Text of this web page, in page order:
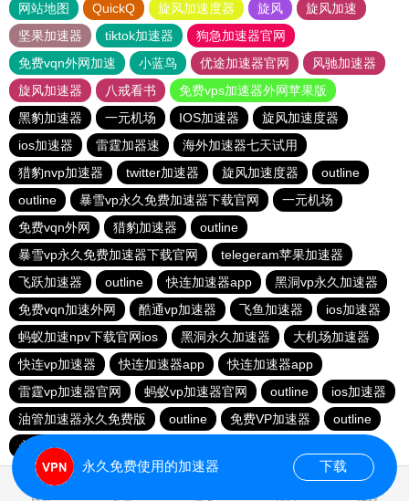
网站地图 QuickQ 旋风加速度器 旋风
旋风加速
坚果加速器
tiktok加速器
狗急加速器官网
免费vqn外网加速
小蓝鸟 优途加速器官网
风驰加速器
旋风加速器
八戒看书
免费vps加速器外网苹果版
黑豹加速器
一元机场 IOS加速器
旋风加速度器
ios加速器
雷霆加器速
海外加速器七天试用
猎豹nvp加速器
twitter加速器 旋风加速度器
outline
outline
暴雪vp永久免费加速器下载官网
一元机场
免费vqn外网
猎豹加速器
outline
暴雪vp永久免费加速器下载官网
telegeram苹果加速器
飞跃加速器
outline 快连加速器app
黑洞vp永久加速器
免费vqn加速外网
酷通vp加速器 飞鱼加速器
ios加速器
蚂蚁加速npv下载官网ios
黑洞永久加速器
大机场加速器
快连vp加速器
快连加速器app
快连加速器app
雷霆vp加速器官网
蚂蚁vp加速器官网 outline
ios加速器
油管加速器永久免费版
outline 免费VP加速器
outline
永久免费vqn加速外网
永久免费使用的加速器 下载